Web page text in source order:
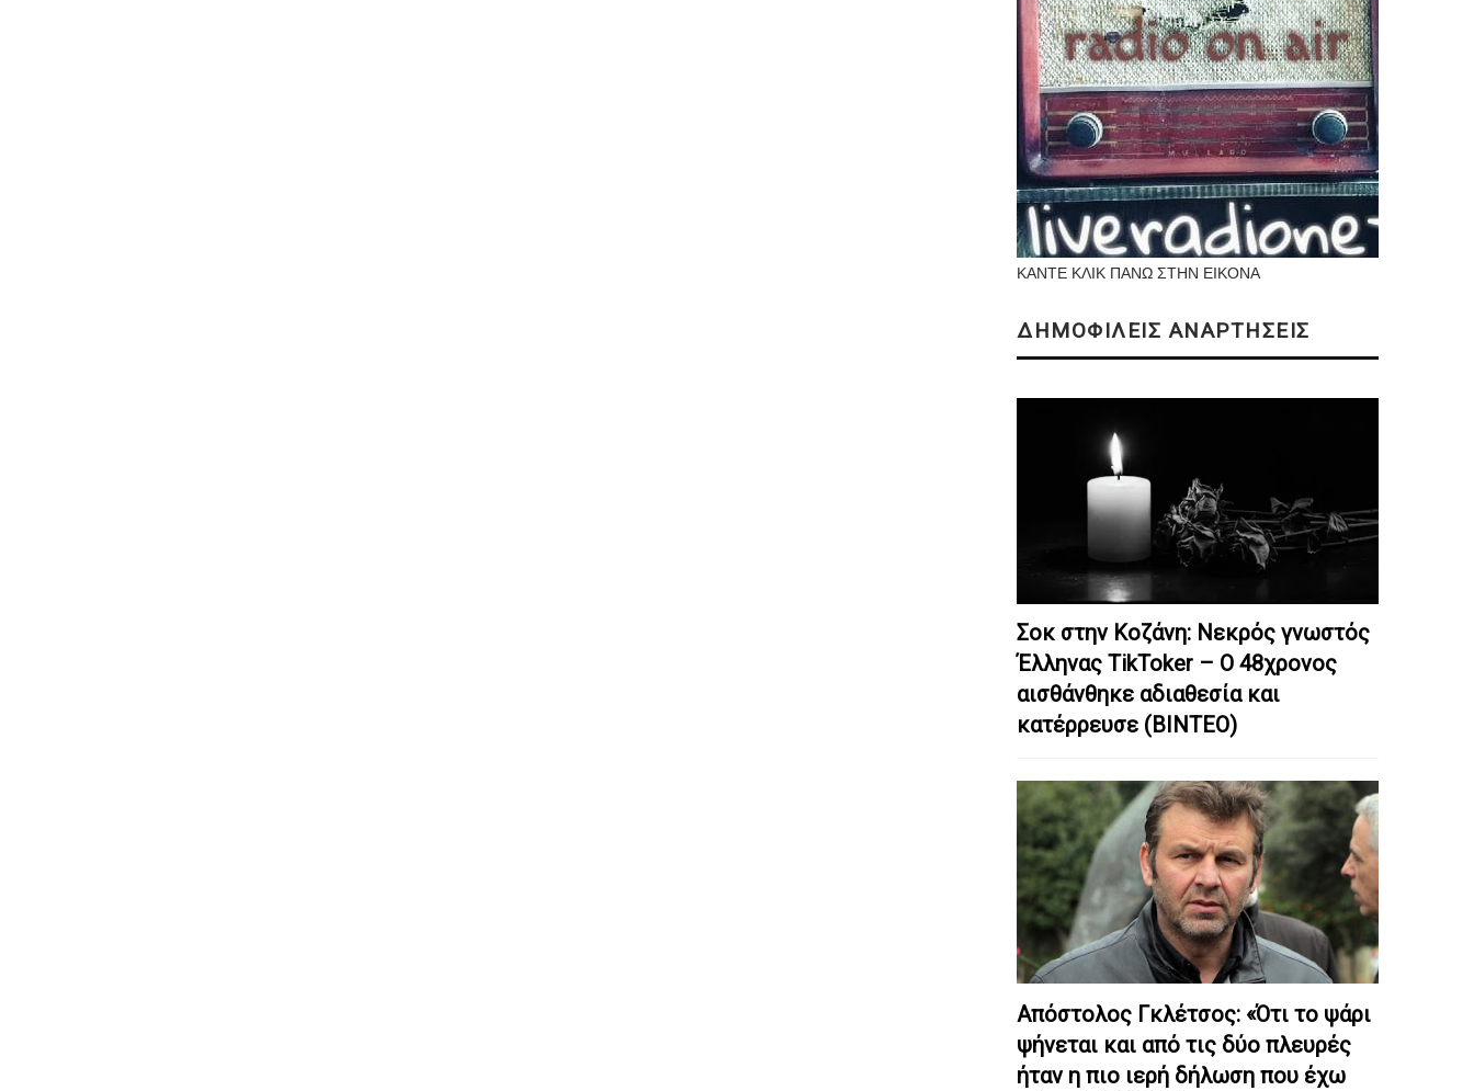
ΚΑΝΤΕ ΚΛΙΚ ΠΑΝΩ ΣΤΗΝ ΕΙΚΟΝΑ
ΔΗΜΟΦΙΛΕΙΣ ΑΝΑΡΤΗΣΕΙΣ
Σοκ στην Κοζάνη: Nεκρός γνωστός
Έλληνας TikToker – Ο 48χρονος
αισθάνθηκε αδιαθεσία και
κατέρρευσε (ΒΙΝΤΕΟ)
Απόστολος Γκλέτσος: «Ότι το ψάρι
ψήνεται και από τις δύο πλευρές
ήταν η πιο ιερή δήλωση που έχω